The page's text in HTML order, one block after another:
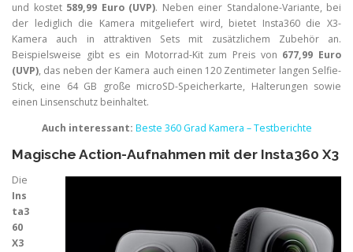
und kostet 589,99 Euro (UVP). Neben einer Standalone-Variante, bei
der lediglich die Kamera mitgeliefert wird, bietet Insta360 die X3-
Kamera auch in attraktiven Sets mit zusätzlichem Zubehör an.
Beispielsweise gibt es ein Motorrad-Kit zum Preis von 677,99 Euro
(UVP), das neben der Kamera auch einen 120 Zentimeter langen Selfie-
Stick, eine 64 GB große microSD-Speicherkarte, Halterungen sowie
einen Linsenschutz beinhaltet.
Auch interessant: Beste 360 Grad Kamera – Testberichte
Magische Action-Aufnahmen mit der Insta360 X3
Die
Ins
ta3
60
X3